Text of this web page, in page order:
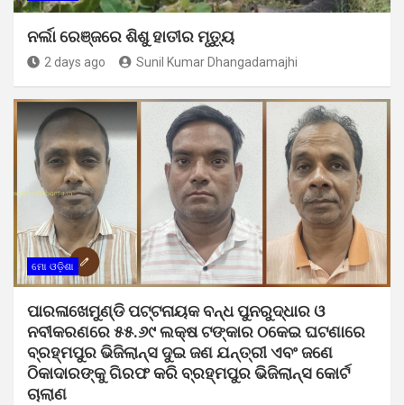
ନର୍ଲା ରେଞ୍ଜରେ ଶିଶୁ ହାତୀର ମୃତ୍ୟୁ
2 days ago Sunil Kumar Dhangadamajhi
ମୋ ଓଡ଼ିଶା
ପାରଳାଖେମୁଣ୍ଡି ପଟ୍ଟନାୟକ ବନ୍ଧ ପୁନରୁଦ୍ଧାର ଓ
ନବୀକରଣରେ ୫୫.୬୯ ଲକ୍ଷ ଟଙ୍କାର ଠକେଇ ଘଟଣାରେ
ବ୍ରହ୍ମପୁର ଭିଜିଲାନ୍ସ ଦୁଇ ଜଣ ଯନ୍ତ୍ରୀ ଏବଂ ଜଣେ
ଠିକାଦାରଙ୍କୁ ଗିରଫ କରି ବ୍ରହ୍ମପୁର ଭିଜିଲାନ୍ସ କୋର୍ଟ
ଚାଲାଣ